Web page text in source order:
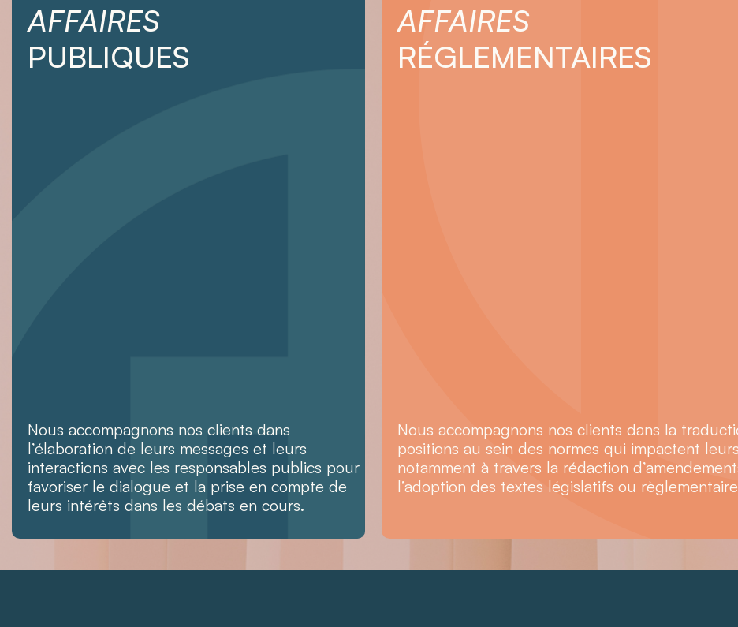
AFFAIRES
PUBLIQUES
Nous accompagnons nos clients dans
l’élaboration de leurs messages et leurs
interactions avec les responsables publics pour
favoriser le dialogue et la prise en compte de
leurs intérêts dans les débats en cours.
AFFAIRES
RÉGLEMENTAIRES
Nous accompagnons nos clients dans la
positions au sein des normes qui impactent
notamment à travers la rédaction
l’adoption des textes législatifs ou